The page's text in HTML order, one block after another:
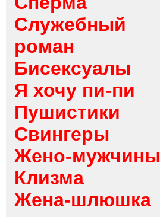
Служебный
роман
Бисексуалы
Я хочу пи-пи
Пушистики
Свингеры
Жено-мужчины
Клизма
Жена-шлюшка